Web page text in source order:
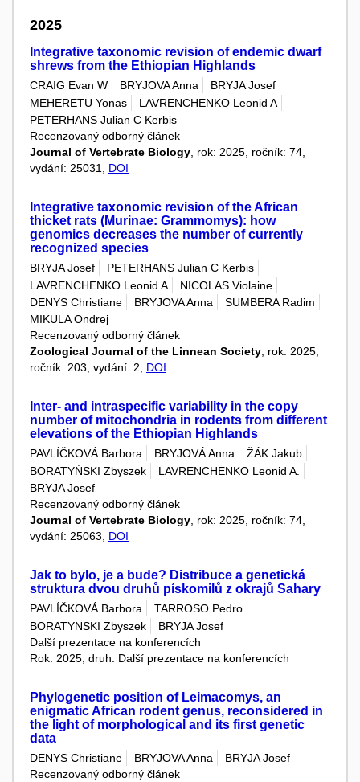
2025
Integrative taxonomic revision of endemic dwarf
shrews from the Ethiopian Highlands
CRAIG Evan W BRYJOVA Anna
BRYJA Josef
MEHERETU Yonas
LAVRENCHENKO Leonid A
PETERHANS Julian C Kerbis
Recenzovaný odborný článek
Journal of Vertebrate Biology , rok: 2025, ročník: 74,
vydání: 25031, DOI
Integrative taxonomic revision of the African
thicket rats (Murinae: Grammomys): how
genomics decreases the number of currently
recognized species
BRYJA Josef
PETERHANS Julian C Kerbis
LAVRENCHENKO Leonid A
NICOLAS Violaine
DENYS Christiane
BRYJOVA Anna
SUMBERA Radim
MIKULA Ondrej
Recenzovaný odborný článek
Zoological Journal of the Linnean Society , rok: 2025,
ročník: 203, vydání: 2, DOI
Inter- and intraspecific variability in the copy
number of mitochondria in rodents from different
elevations of the Ethiopian Highlands
PAVLÍČKOVÁ Barbora BRYJOVÁ Anna
ŽÁK Jakub
BORATYŃSKI Zbyszek
LAVRENCHENKO Leonid A.
BRYJA Josef
Recenzovaný odborný článek
Journal of Vertebrate Biology , rok: 2025, ročník: 74,
vydání: 25063, DOI
Jak to bylo, je a bude? Distribuce a genetická
struktura dvou druhů pískomilů z okrajů Sahary
PAVLÍČKOVÁ Barbora
TARROSO Pedro
BORATYNSKI Zbyszek
BRYJA Josef
Další prezentace na konferencích
Rok: 2025, druh: Další prezentace na konferencích
Phylogenetic position of Leimacomys, an
enigmatic African rodent genus, reconsidered in
the light of morphological and its first genetic
data
DENYS Christiane BRYJOVA Anna
BRYJA Josef
Recenzovaný odborný článek